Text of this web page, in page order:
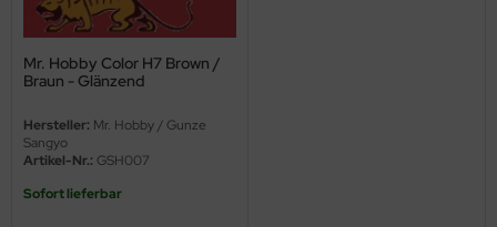
Mr. Hobby Color H7 Brown /
Braun - Glänzend
Hersteller: Mr. Hobby / Gunze
Sangyo
Artikel-Nr.: GSH007
Sofort lieferbar
Box LTD
Model